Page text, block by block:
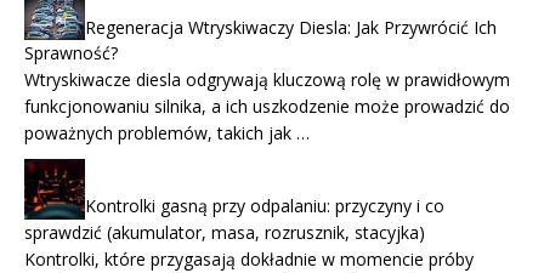
Regeneracja Wtryskiwaczy Diesla: Jak Przywrócić Ich
Sprawność?
Wtryskiwacze diesla odgrywają kluczową rolę w prawidłowym
funkcjonowaniu silnika, a ich uszkodzenie może prowadzić do
poważnych problemów, takich jak …
Kontrolki gasną przy odpalaniu: przyczyny i co
sprawdzić (akumulator, masa, rozrusznik, stacyjka)
Kontrolki, które przygasają dokładnie w momencie próby